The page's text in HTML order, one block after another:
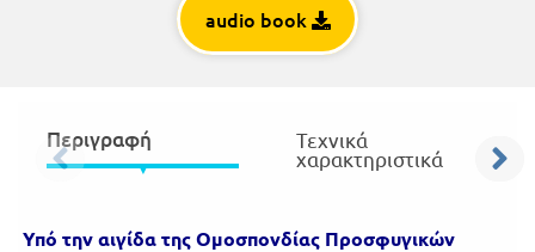
Παζλ και
Επιτραπέζια
το
audio book
Google Play Books
Περιγραφή Τεχνικά
χαρακτηριστικά
Υπό την αιγίδα της Ομοσπονδίας Προσφυγικών